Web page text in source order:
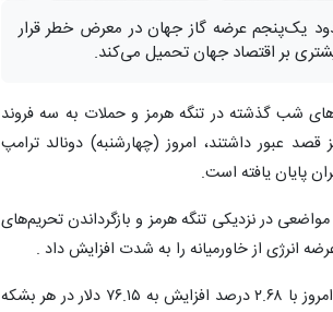
یک‌پنجم عرضه گاز جهان در معرض خطر قرار
بر اقتصاد جهان تحمیل می‌کند.
شب گذشته در تنگه هرمز و حملات به سه فروند
عبور داشتند، امروز (چهارشنبه) دونالد ترامپ
پایان یافته است.
در نزدیکی تنگه هرمز و بازگرداندن تحریم‌های
انرژی از خاورمیانه را به شدت افزایش داد .
در پی این تحولات، قیمت نفت خام برنت در معاملات امروز با ۲.۶۸ درصد افزایش به ۷۶.۱۵ دلار در هر بشکه